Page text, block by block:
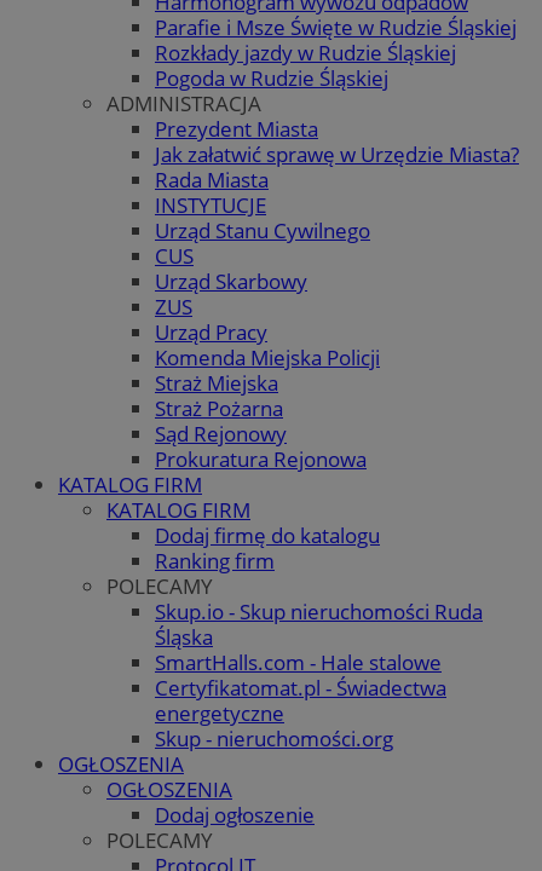
Parafie i Msze Święte w Rudzie Śląskiej
Rozkłady jazdy w Rudzie Śląskiej
Pogoda w Rudzie Śląskiej
ADMINISTRACJA
Prezydent Miasta
Jak załatwić sprawę w Urzędzie Miasta?
Rada Miasta
INSTYTUCJE
Urząd Stanu Cywilnego
CUS
Urząd Skarbowy
ZUS
Urząd Pracy
Komenda Miejska Policji
Straż Miejska
Straż Pożarna
Sąd Rejonowy
Prokuratura Rejonowa
KATALOG FIRM
KATALOG FIRM
Dodaj firmę do katalogu
Ranking firm
POLECAMY
Skup.io - Skup nieruchomości Ruda
Śląska
SmartHalls.com - Hale stalowe
Certyfikatomat.pl - Świadectwa
energetyczne
Skup - nieruchomości.org
OGŁOSZENIA
OGŁOSZENIA
Dodaj ogłoszenie
POLECAMY